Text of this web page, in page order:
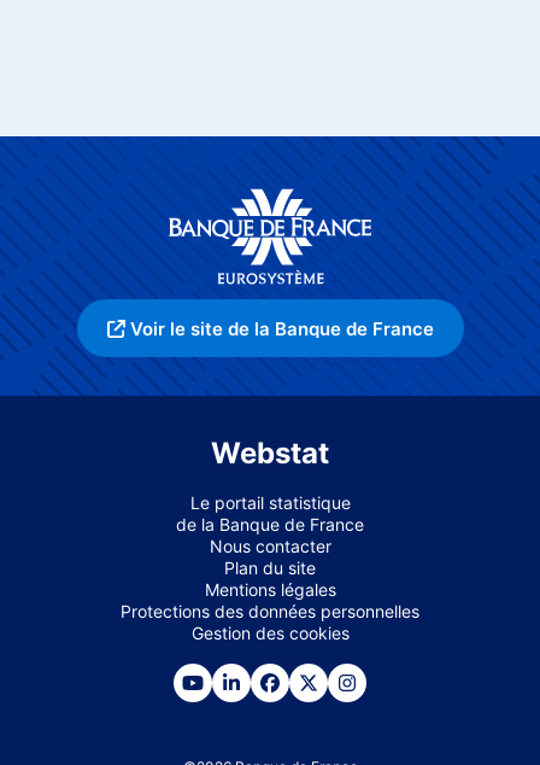
Voir le site de la Banque de France
Webstat
Le portail statistique
de la Banque de France
Nous contacter
Plan du site
Mentions légales
Protections des données personnelles
Gestion des cookies